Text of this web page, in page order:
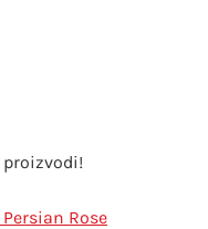
Rose